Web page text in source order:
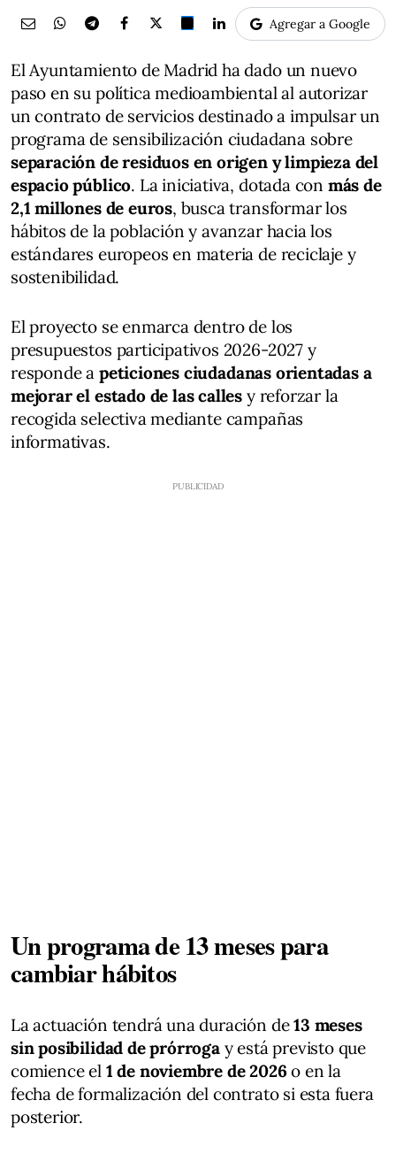
Agregar a Google
El Ayuntamiento de Madrid ha dado un nuevo
paso en su política medioambiental al autorizar
un contrato de servicios destinado a impulsar un
programa de sensibilización ciudadana sobre
separación de residuos en origen y limpieza del
espacio público. La iniciativa, dotada con más de
2,1 millones de euros, busca transformar los
hábitos de la población y avanzar hacia los
estándares europeos en materia de reciclaje y
sostenibilidad.
El proyecto se enmarca dentro de los
presupuestos participativos 2026-2027 y
responde a peticiones ciudadanas orientadas a
mejorar el estado de las calles y reforzar la
recogida selectiva mediante campañas
informativas.
Un programa de 13 meses para
cambiar hábitos
La actuación tendrá una duración de13 meses
sin posibilidad de prórrogay está previsto que
comience el 1 de noviembre de 2026 o en la
fecha de formalización del contrato si esta fuera
posterior.